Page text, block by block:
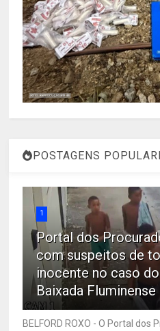
POSTAGENS
1
Portal dos
com suspeitos de
inocente no caso
Baixada Fluminense
BELFORD ROXO - O Portal dos